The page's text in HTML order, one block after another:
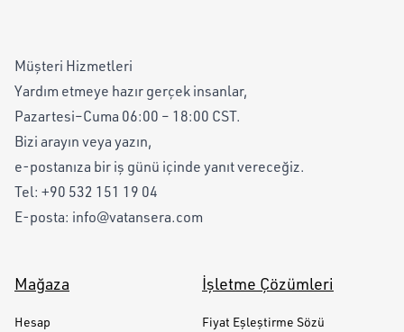
Müşteri Hizmetleri
Yardım etmeye hazır gerçek insanlar,
Pazartesi–Cuma 06:00 – 18:00 CST.
Bizi arayın veya yazın,
e-postanıza bir iş günü içinde yanıt vereceğiz.
Tel: +90 532 151 19 04
E-posta: info@vatansera.com
Mağaza
Hesap
İşletme Çözümleri
Fiyat Eşleştirme Sözü